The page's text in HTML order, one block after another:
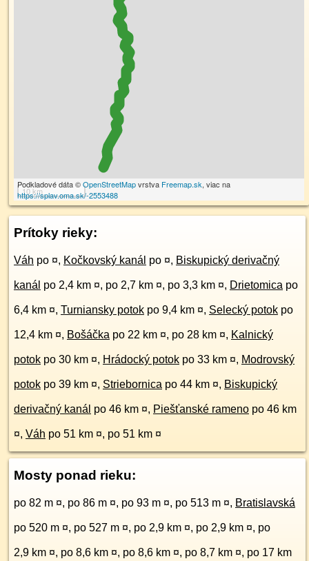
10 km
Podkladové dáta ©OpenStreetMapvrstva Freemap.sk, viac na
https://splav.oma.sk/-2553488
Prítoky rieky:
Váh po ¤, Kočkovský kanál po ¤, Biskupický derivačný
kanál po 2,4 km ¤, po 2,7 km ¤, po 3,3 km ¤, Drietomica po
6,4 km ¤, Turniansky potok po 9,4 km ¤, Selecký potok po
12,4 km ¤, Bošáčka po 22 km ¤, po 28 km ¤, Kalnický
potok po 30 km ¤, Hrádocký potok po 33 km ¤, Modrovský
potok po 39 km ¤, Striebornica po 44 km ¤, Biskupický
derivačný kanál po 46 km ¤, Piešťanské rameno po 46 km
¤, Váh po 51 km ¤, po 51 km ¤
Mosty ponad rieku:
po 82 m ¤, po 86 m ¤, po 93 m ¤, po 513 m ¤, Bratislavská
po 520 m ¤, po 527 m ¤, po 2,9 km ¤, po 2,9 km ¤, po
2,9 km ¤, po 8,6 km ¤, po 8,6 km ¤, po 8,7 km ¤, po 17 km